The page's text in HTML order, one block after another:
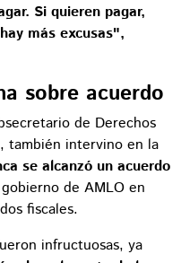
Si quieren pagar,
más excusas",
sobre acuerdo
de Derechos
también intervino en la
se alcanzó un acuerdo
de AMLO en
fiscales.
infructuosas, ya